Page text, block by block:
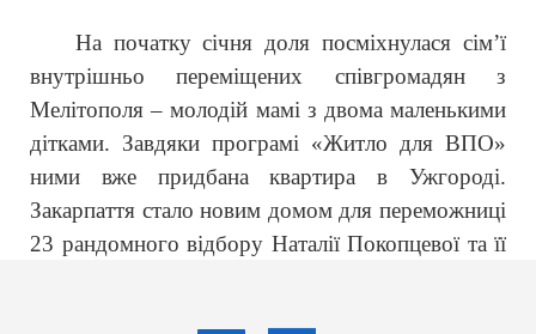
На початку січня доля посміхнулася сім’ї
внутрішньо переміщених співгромадян з
Мелітополя – молодій мамі з двома маленькими
дітками. Завдяки програмі «Житло для ВПО»
ними вже придбана квартира в Ужгороді.
Закарпаття стало новим домом для переможниці
23 рандомного відбору Наталії Покопцевої та її
Молода жінка дуже швидко та старанно